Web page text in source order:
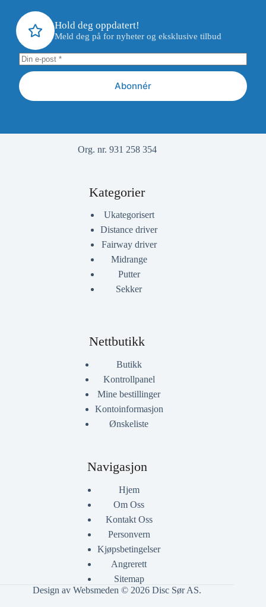
Hold deg oppdatert!
Meld deg på for nyheter og eksklusive tilbud
Abonnér
Org. nr. 931 258 354
Kategorier
Ukategorisert
Distance driver
Fairway driver
Midrange
Putter
Sekker
Nettbutikk
Butikk
Kontrollpanel
Mine bestillinger
Kontoinformasjon
Ønskeliste
Navigasjon
Hjem
Om Oss
Kontakt Oss
Personvern
Kjøpsbetingelser
Angrerett
Sitemap
Design av Websmeden © 2026 Disc Sør AS.